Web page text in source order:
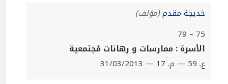
خديجة مقدم(مؤلف)
75 – 79
الأسرة : ممارسات و رهانات مُجتمعية
ع. 59 — م. 17 — 31/03/2013